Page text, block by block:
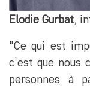
Elodie Gurbat,
"Ce qui est
c’est que nous
personnes à